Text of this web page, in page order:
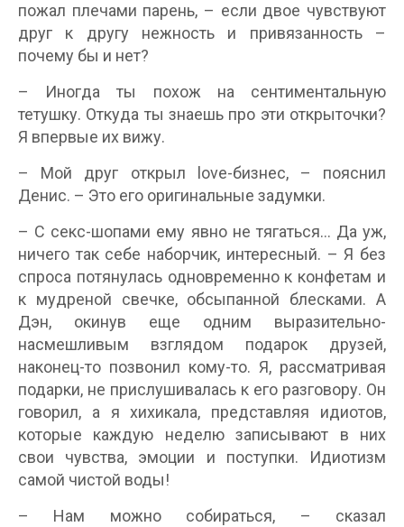
пожал плечами парень, – если двое чувствуют
друг к другу нежность и привязанность –
почему бы и нет?
– Иногда ты похож на сентиментальную
тетушку. Откуда ты знаешь про эти открыточки?
Я впервые их вижу.
– Мой друг открыл love-бизнес, – пояснил
Денис. – Это его оригинальные задумки.
– С секс-шопами ему явно не тягаться… Да уж,
ничего так себе наборчик, интересный. – Я без
спроса потянулась одновременно к конфетам и
к мудреной свечке, обсыпанной блесками. А
Дэн, окинув еще одним выразительно-
насмешливым взглядом подарок друзей,
наконец-то позвонил кому-то. Я, рассматривая
подарки, не прислушивалась к его разговору. Он
говорил, а я хихикала, представляя идиотов,
которые каждую неделю записывают в них
свои чувства, эмоции и поступки. Идиотизм
самой чистой воды!
– Нам можно собираться, – сказал